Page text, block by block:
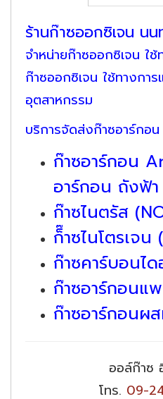
ร้านก๊าซออกซิเจน น
จำหน่ายก๊าซออกซิเจน ใ
ก๊าซออกซิเจน ใช้ทางกา
อุตสาหกรรม
บริการจัดส่งก๊าซอาร์กอ
ก๊าซอาร์กอน
อาร์กอน ถังฟ้า
ก๊าซไนตรัส
ก็๊าซไนโตรเจน
ก๊าซคาร์บอนไ
ก๊าซอาร์กอนแ
ก๊าซอาร์กอนผ
ออล์ก๊าซ
โทร. 09-